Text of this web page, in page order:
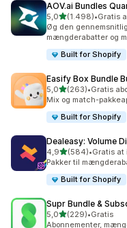
AOV.ai Bundles
5,0ud af 5 stjerner
(1.498)
1498 anmeldelser i
•Gratis
Øg den
mængderabatter og
Built for Shopify
Easify Box Bundle
5,0ud af 5 stjerner
(263)
263 anmeldelser i alt
•Gratis
Mix og match-
Built for Shopify
Dealeasy: Volume
4,9ud af 5 stjerner
(584)
584 anmeldelser i alt
•Gratis at
Pakker til
Built for Shopify
Supr Bundle &
5,0ud af 5 stjerner
(229)
229 anmeldelser i alt
•Gratis
Abonnementer,